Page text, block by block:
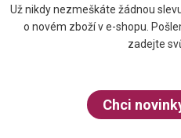
Už nikdy nezmeškáte žádnou
o novém zboží v e-shopu.
zadejte
Chci